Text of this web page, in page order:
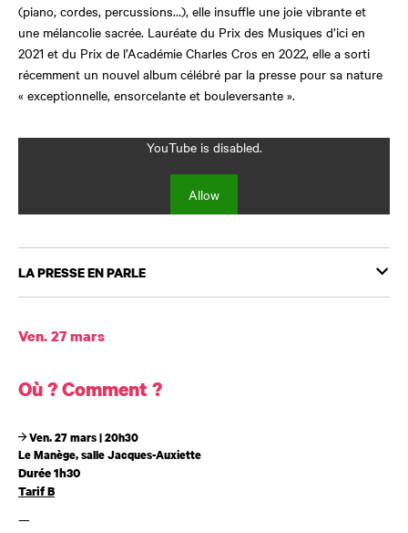
(piano, cordes, percussions…), elle insuffle une joie vibrante et
une mélancolie sacrée. Lauréate du Prix des Musiques d’ici en
2021 et du Prix de l’Académie Charles Cros en 2022, elle a sorti
récemment un nouvel album célébré par la presse pour sa nature
« exceptionnelle, ensorcelante et bouleversante ».
YouTube is disabled.
Allow
LA PRESSE EN PARLE
Dates et horaires
Ven. 27 mars
Où ? Comment ?
Ven. 27 mars | 20h30
Le Manège, salle Jacques-Auxiette
Durée 1h30
Tarif B
—